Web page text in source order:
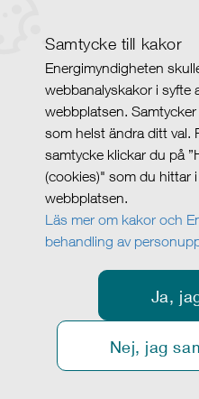
Samtycke till kakor
Energimyndigheten
webbanalyskakor i syfte
webbplatsen.
som helst ändra ditt val.
samtycke klickar du på
(cookies)" som du hittar
webbplatsen.
Läs mer om kakor och
behandling av
Ja,
Nej, jag